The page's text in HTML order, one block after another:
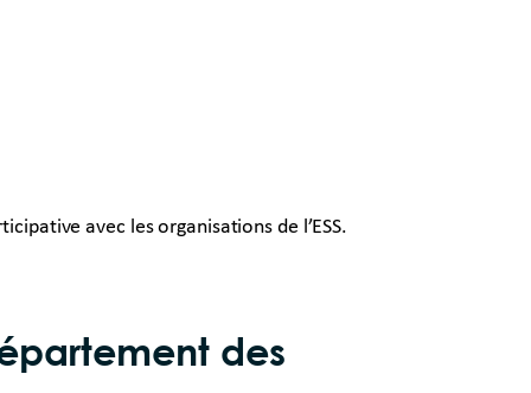
avec les organisations de l’ESS.
des